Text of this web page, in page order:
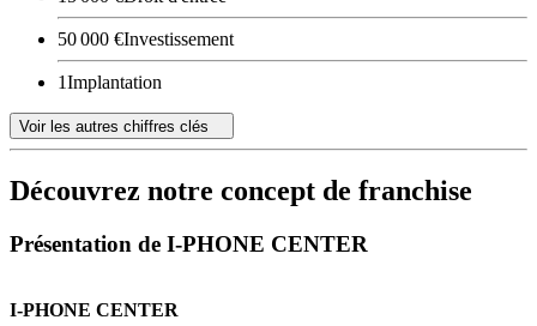
50 000 €Investissement
1Implantation
Voir les autres chiffres clés
Découvrez notre concept de franchise
Présentation de I-PHONE CENTER
I-PHONE CENTER